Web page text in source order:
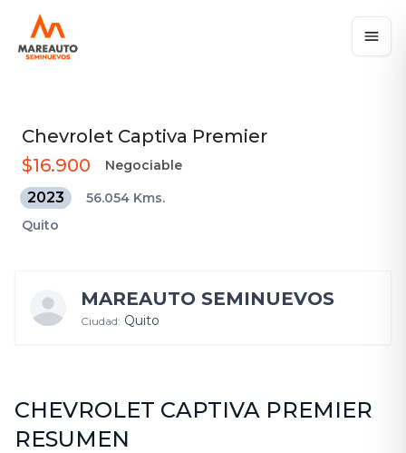
Chevrolet Captiva Premier
$16.900
Negociable
2023
56.054 Kms.
Quito
MAREAUTO SEMINUEVOS
Ciudad: Quito
CHEVROLET CAPTIVA PREMIER
RESUMEN